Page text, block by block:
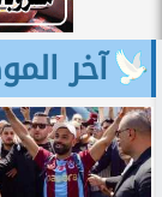
آخر